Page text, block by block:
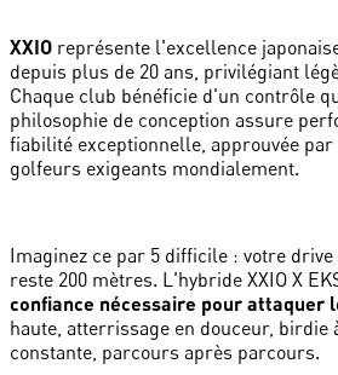
XXIO représente l'excellence
depuis plus de 20 ans, privilégiant
Chaque club bénéficie d'un contrôle
philosophie de conception assure
fiabilité exceptionnelle, approuvée
golfeurs exigeants mondialement.
Imaginez ce par 5 difficile : votre
reste 200 mètres. L'hybride XXIO X
confiance nécessaire pour attaquer
haute, atterrissage en douceur, birdie
constante, parcours après parcours.